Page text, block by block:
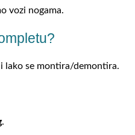
vozi nogama.
lako se montira/demontira.
.